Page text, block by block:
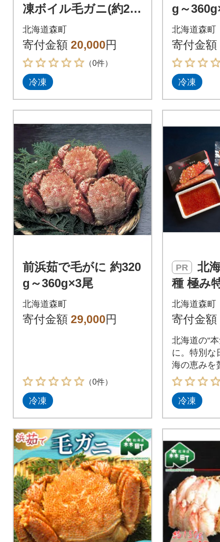
凍ボイル毛ガニ(約250
g前後～約300g前後×4
尾)
北海道森町
寄付金額 20,000円
（0件）
冷凍
g～
北海道森町
寄付金額
冷凍
前浜茹で毛がに 約320
g～360g×3尾
北海道森町
寄付金額 29,000円
（0件）
冷凍
PR
種 極み
蟹・ホ
ら・蝦
北海道森町
寄付金額
北海道の“
に。特別な
海の恵みを
冷凍